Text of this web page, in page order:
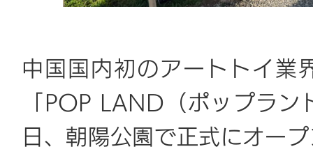
中国国内初のアートトイ業
「POP LAND（ポップラ
日、朝陽公園で正式にオー